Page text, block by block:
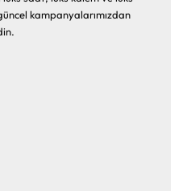
kampanyalarımızdan